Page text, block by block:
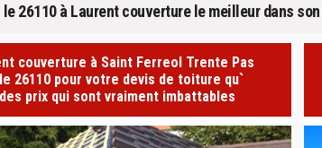
26110 à Laurent couverture le meilleur dans
couverture à Saint Ferreol Trente Pas
26110 pour votre devis de toiture qu`
prix qui sont vraiment imbattables